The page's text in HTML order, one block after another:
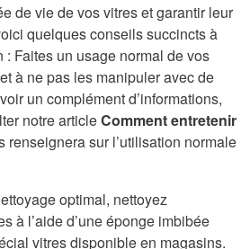
de vie de vos vitres et garantir leur
quelques conseils succincts à
Faites un usage normal de vos
à ne pas les manipuler avec de
un complément d’informations,
notre articleComment entretenir
renseignera sur l’utilisation normale
optimal, nettoyez
à l’aide d’une éponge imbibée
vitres disponible en magasins.